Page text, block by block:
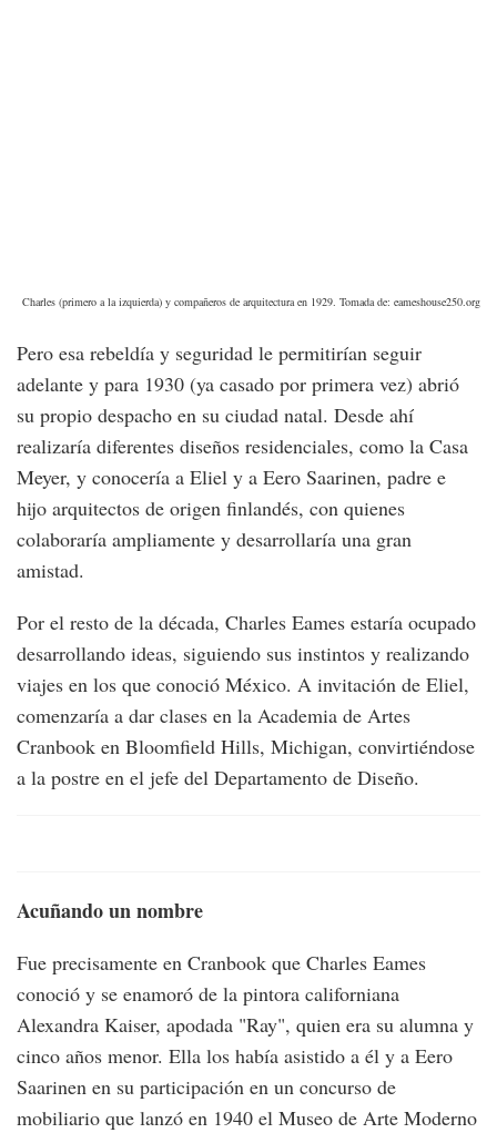
Charles (primero a la izquierda) y compañeros de arquitectura en 1929. Tomada de: eameshouse250.org
Pero esa rebeldía y seguridad le permitirían seguir
adelante y para 1930 (ya casado por primera vez) abrió
su propio despacho en su ciudad natal. Desde ahí
realizaría diferentes diseños residenciales, como la Casa
Meyer, y conocería a Eliel y a Eero Saarinen, padre e
hijo arquitectos de origen finlandés, con quienes
colaboraría ampliamente y desarrollaría una gran
amistad.
Por el resto de la década, Charles Eames estaría ocupado
desarrollando ideas, siguiendo sus instintos y realizando
viajes en los que conoció México. A invitación de Eliel,
comenzaría a dar clases en la Academia de Artes
Cranbook en Bloomfield Hills, Michigan, convirtiéndose
a la postre en el jefe del Departamento de Diseño.
Acuñando un nombre
Fue precisamente en Cranbook que Charles Eames
conoció y se enamoró de la pintora californiana
Alexandra Kaiser, apodada "Ray", quien era su alumna y
cinco años menor. Ella los había asistido a él y a Eero
Saarinen en su participación en un concurso de
mobiliario que lanzó en 1940 el Museo de Arte Moderno